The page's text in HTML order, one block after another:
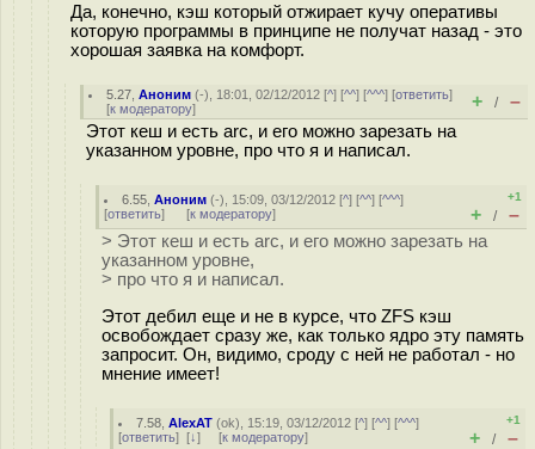
Да, конечно, кэш который отжирает кучу оперативы
которую программы в принципе не получат назад - это
хорошая заявка на комфорт.
5.27 ,Аноним (-), 18:01, 02/12/2012 [^] [^^] [^^^] [ответить]
[к модератору] + / –
Этот кеш и есть arc, и его можно зарезать на
указанном уровне, про что я и написал.
6.55 ,Аноним (-), 15:09, 03/12/2012 [^] [^^] [^^^]
[ответить] [к модератору]
+1
+ / –
> Этот кеш и есть arc, и его можно зарезать на
указанном уровне,
> про что я и написал.
Этот дебил еще и не в курсе, что ZFS кэш
освобождает сразу же, как только ядро эту память
запросит. Он, видимо, сроду с ней не работал - но
мнение имеет!
7.58 ,AlexAT (ok), 15:19, 03/12/2012 [^] [^^] [^^^]
[ответить] [↓] [к модератору]
+1
+ / –